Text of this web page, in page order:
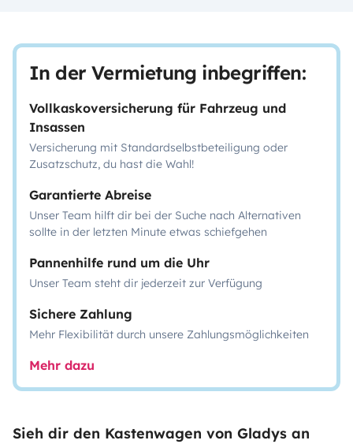
In der Vermietung inbegriffen:
Vollkaskoversicherung für Fahrzeug und
Insassen
Versicherung mit Standardselbstbeteiligung oder
Zusatzschutz, du hast die Wahl!
Garantierte Abreise
Unser Team hilft dir bei der Suche nach Alternativen
sollte in der letzten Minute etwas schiefgehen
Pannenhilfe rund um die Uhr
Unser Team steht dir jederzeit zur Verfügung
Sichere Zahlung
Mehr Flexibilität durch unsere Zahlungsmöglichkeiten
Mehr dazu
Sieh dir den Kastenwagen von Gladys an